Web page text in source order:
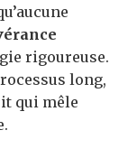
rigoureuse.
long,
qui mêle